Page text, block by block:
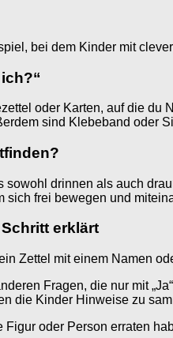
bei dem Kinder mit
oder Karten, auf die
sind Klebeband oder
sowohl drinnen als auch
frei bewegen und
erklärt
Zettel mit einem Namen
Fragen, die nur mit
die Kinder Hinweise zu
oder Person erraten